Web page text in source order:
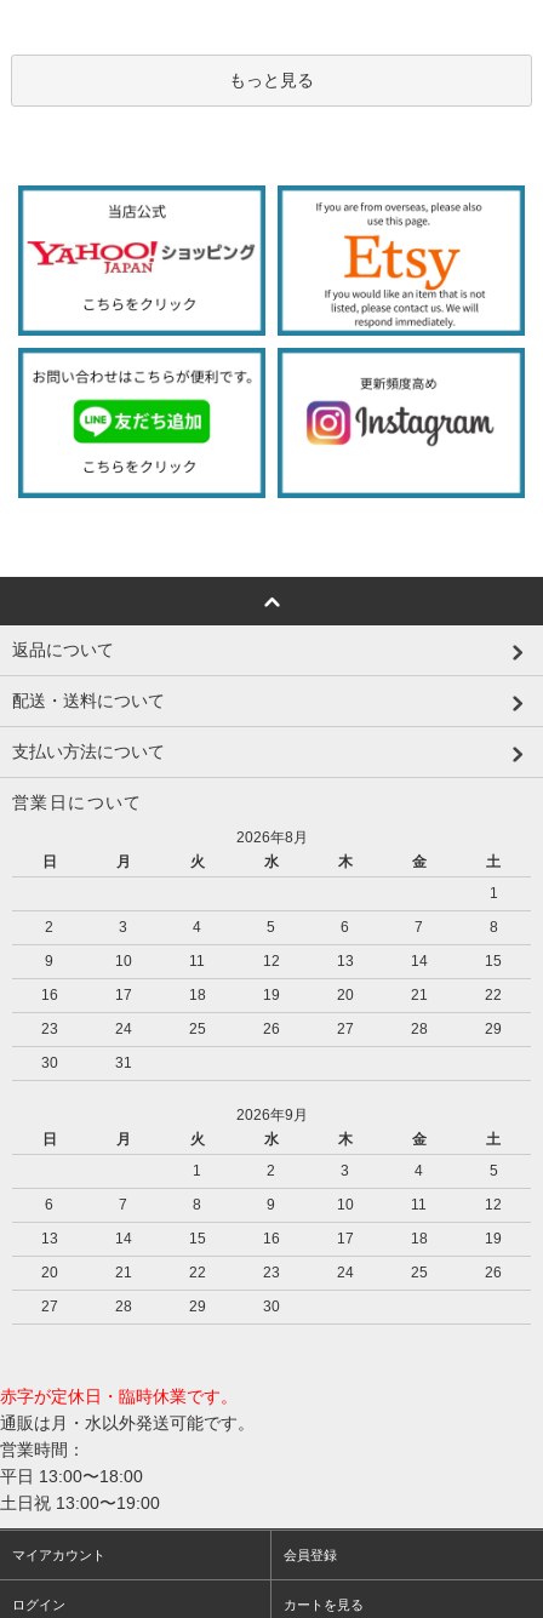
もっと見る
返品について
配送・送料について
支払い方法について
営業日について
2026年8月
日
月 火 水 木 金
土
1
2
3 4 5 6 7
8
9
10 11 12 13 14
15
16
17 18 19 20 21
22
23
24 25 26 27 28
29
30
31
2026年9月
日
月 火 水 木 金
土
1
2 3 4
5
6
7 8 9 10 11
12
13
14 15 16 17 18
19
20
21 22 23 24 25
26
27
28 29 30
赤字が定休日・臨時休業です。
通販は月・水以外発送可能です。
営業時間：
平日 13:00〜18:00
土日祝 13:00〜19:00
マイアカウント 会員登録
ログイン カートを見る